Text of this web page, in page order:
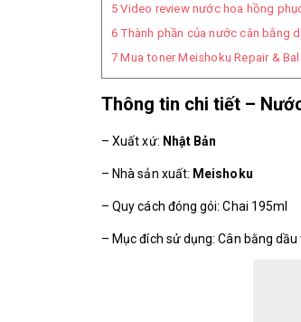
5 Video review nước hoa hồng
6 Thành phần của nước cân bằng
7 Mua toner Meishoku Repair &
Thông tin chi tiết –
– Xuất xứ: Nhật Bản
– Nhà sản xuất: Meishoku
– Quy cách đóng gói: Chai 195ml
– Mục đích sử dụng: Cân bằng